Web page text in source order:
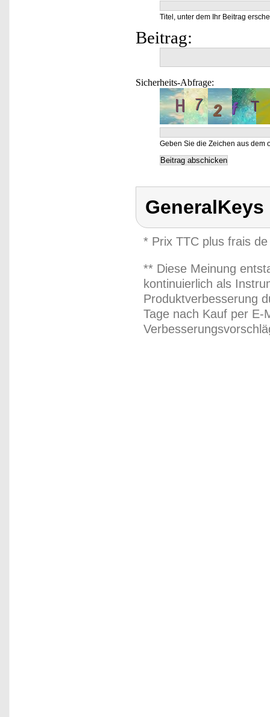
Titel, unter dem Ihr Beitrag
Beitrag:
Sicherheits-Abfrage:
Geben Sie die Zeichen aus dem
GeneralKeys
* Prix TTC plus frais
** Diese Meinung
kontinuierlich als
Produktverbesserung
Tage nach Kauf per E-